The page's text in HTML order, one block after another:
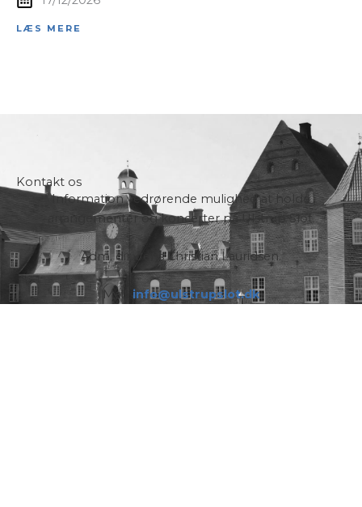
LÆS MERE
Kontakt os
Information vedrørende mulighed at holde
arrangementer og koncerter på Ulstrup Slot.
Adm. dir. Jens Christian Lauridsen.
Mail: info@ulstrupslot.dk